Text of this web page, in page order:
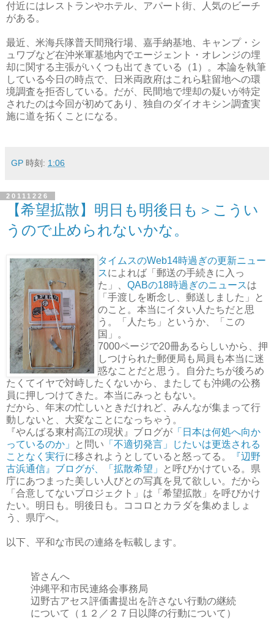
付近にはレストランやホテル、アパート街、人気のビーチ
がある。
最近、米海兵隊普天間飛行場、嘉手納基地、キャンプ・シ
ュワブなど在沖米軍基地内でエージェント・オレンジの埋
却に関する主張がいくつも出てきている（1）。本論を執筆
している今日の時点で、日米両政府はこれら駐留地への環
境調査を拒否している。だが、民間地で埋却の疑いが特定
されたのは今回が初めてあり、独自のダイオキシン調査実
施に道を拓くことになる。
GP 時刻: 1:06
20111226
【希望拡散】明日も明後日も＞こうい
うので止められないかな。
タイムスのWeb14時過ぎの更新ニュー
スによれば「郵送の手続きに入っ
た」、 QABの18時過ぎのニュースは
「手渡しを断念し、郵送しました」と
のこと。本当にイタい人たちだと思
う。「人たち」というか、「この
国」。
7000ページで20冊あるらしいから、押
しつけられた郵便局も局員も本当に迷
惑なことだと思う。自分たちが後ろめ
たくてイヤで対峙したくないから、またしても沖縄の公務
員に押しつけてきた。本当にみっともない。
だから、年末の忙しいときだけれど、みんなが集まって行
動しないと、大変なことになっちゃう。
『やんばる東村高江の現状』ブログが 「日本は何処へ向か
っているのか」
と問い 「不適切発言」じたいは更迭される
ことなく実行に移されようとしていると怒ってる。
『辺野
古浜通信』ブログが、「拡散希望」
と呼びかけている。県
庁にあつまった美しい人びとの写真を見て欲しい。だから
「合意してないプロジェクト」は「希望拡散」を呼びかけ
たい。明日も。明後日も。ココロとカラダを集めましょ
う、県庁へ。
以下、平和な市民の連絡を転載します。
皆さんへ
沖縄平和市民連絡会事務局
辺野古アセス評価書提出を許さない行動の継続
について（１２／２７日以降の行動について）